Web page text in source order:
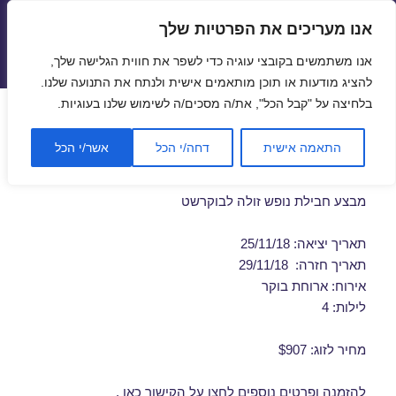
אנו מעריכים את הפרטיות שלך
אנו משתמשים בקובצי עוגיה כדי לשפר את חווית הגלישה שלך,
להציג מודעות או תוכן מותאמים אישית ולנתח את התנועה שלנו.
בלחיצה על "קבל הכל", את/ה מסכים/ה לשימוש שלנו בעוגיות.
התאמה אישית דחה/י הכל אשר/י הכל
תפריטים
ווידג'טים
דילים לבוקרשט בנובמבר
25/11/2018
מבצע חבילת נופש זולה לבוקרשט
תאריך יציאה: 25/11/18
תאריך חזרה: 29/11/18
אירוח: ארוחת בוקר
לילות: 4
מחיר לזוג: $907
להזמנה ופרטים נוספים לחצו על הקישור כאן .